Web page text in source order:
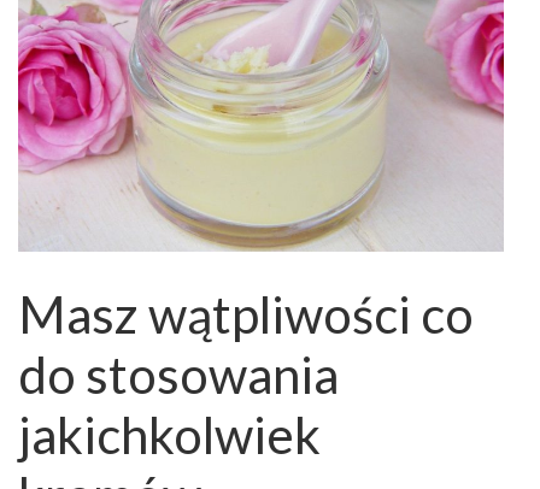
Masz wątpliwości co
do stosowania
jakichkolwiek